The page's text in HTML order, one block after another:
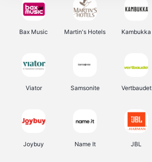
Bax Music Martin's Hotels Kambukka
Viator Samsonite Vertbaudet
Joybuy Name It JBL